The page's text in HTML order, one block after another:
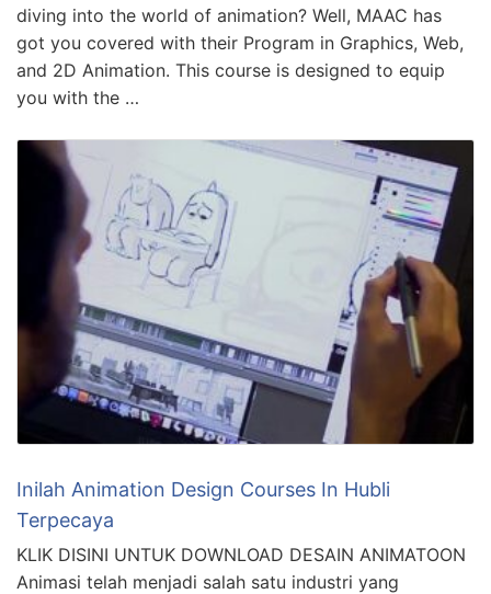
diving into the world of animation? Well, MAAC has
got you covered with their Program in Graphics, Web,
and 2D Animation. This course is designed to equip
you with the …
Inilah Animation Design Courses In Hubli
Terpecaya
KLIK DISINI UNTUK DOWNLOAD DESAIN ANIMATOON
Animasi telah menjadi salah satu industri yang